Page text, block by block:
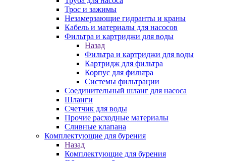
Трос и зажимы
Незамерзающие гидранты и краны
Кабель и материалы для насосов
Фильтра и картриджи для воды
Назад
Фильтра и картриджи для воды
Картридж для фильтра
Корпус для фильтра
Системы фильтрации
Соединительный шланг для насоса
Шланги
Счетчик для воды
Прочие расходные материалы
Сливные клапана
Комплектующие для бурения
Назад
Комплектующие для бурения